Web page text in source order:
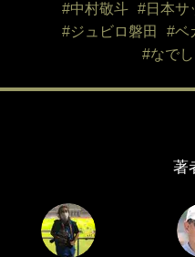
#中村敬斗
#日本サ
#ジュビロ磐田
#ベ
#なで
著